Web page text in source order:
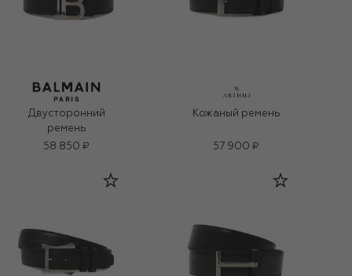
Двусторонний
ремень
58 850 ₽
Кожаный ремень
57 900 ₽